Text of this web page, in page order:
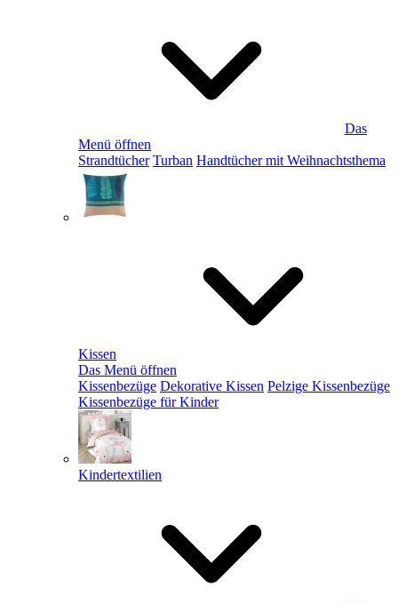
Das
Menü öffnen
Strandtücher Turban Handtücher mit Weihnachtsthema
Kissen
Das Menü öffnen
Kissenbezüge Dekorative Kissen Pelzige Kissenbezüge
Kissenbezüge für Kinder
Kindertextilien